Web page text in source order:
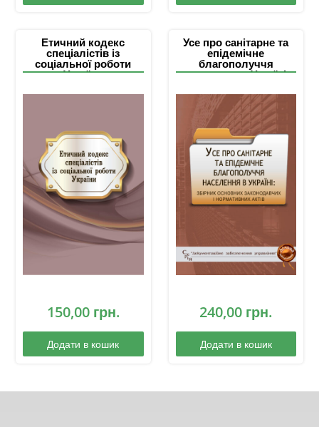
Етичний кодекс
спеціалістів із
соціальної роботи
України
150,00 грн.
Додати в кошик
Усе про санітарне та
епідемічне
благополуччя
населення в Україні:
законодавчих і
нормативних актів
240,00 грн.
Додати в кошик